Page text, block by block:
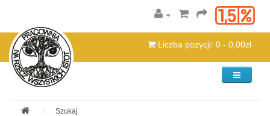
Liczba pozycji: 0 - 0,00zł
Kategorie
Szukaj